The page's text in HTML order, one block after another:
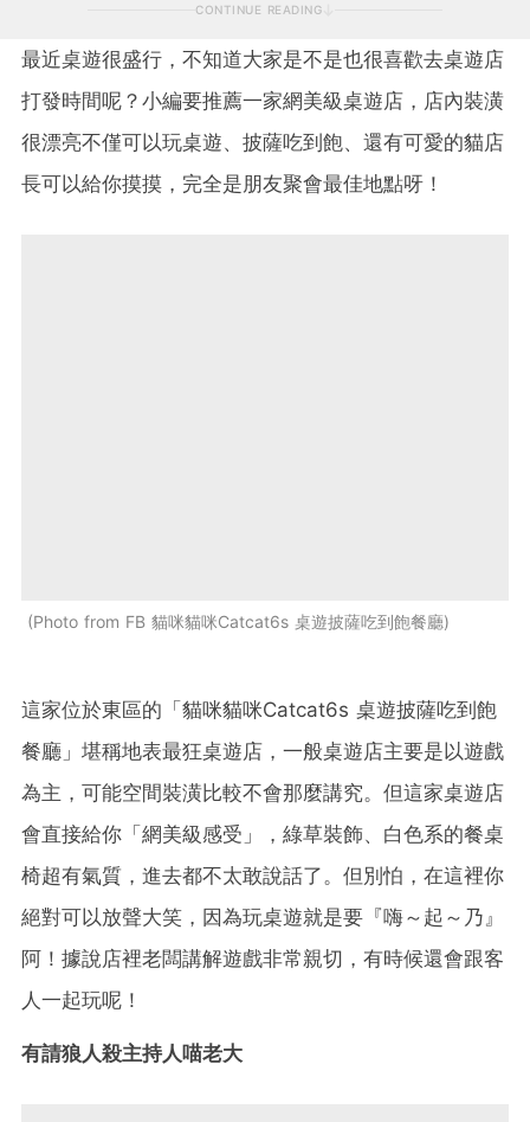
CONTINUE READING
最近桌遊很盛行，不知道大家是不是也很喜歡去桌遊店
打發時間呢？小編要推薦一家網美級桌遊店，店內裝潢
很漂亮不僅可以玩桌遊、披薩吃到飽、還有可愛的貓店
長可以給你摸摸，完全是朋友聚會最佳地點呀！
Photo from FB 貓咪貓咪Catcat6s 桌遊披薩吃到飽餐廳
這家位於東區的「貓咪貓咪Catcat6s 桌遊披薩吃到飽
餐廳」堪稱地表最狂桌遊店，一般桌遊店主要是以遊戲
為主，可能空間裝潢比較不會那麼講究。但這家桌遊店
會直接給你「網美級感受」，綠草裝飾、白色系的餐桌
椅超有氣質，進去都不太敢說話了。但別怕，在這裡你
絕對可以放聲大笑，因為玩桌遊就是要『嗨～起～乃』
阿！據說店裡老闆講解遊戲非常親切，有時候還會跟客
人一起玩呢！
有請狼人殺主持人喵老大